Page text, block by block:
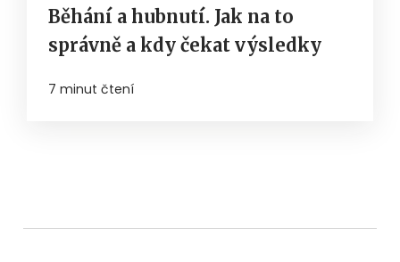
Běhání a hubnutí. Jak na to
správně a kdy čekat výsledky
7 minut čtení